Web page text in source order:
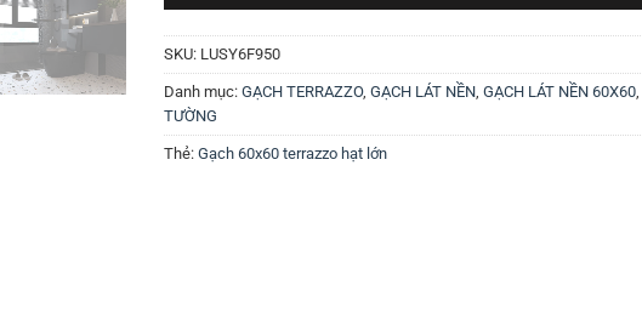
SKU: LUSY6F950
Danh mục: GẠCH TERRAZZO, GẠCH LÁT NỀN, GẠCH LÁT NỀN 60X60,
TƯỜNG
Thẻ: Gạch 60x60 terrazzo hạt lớn